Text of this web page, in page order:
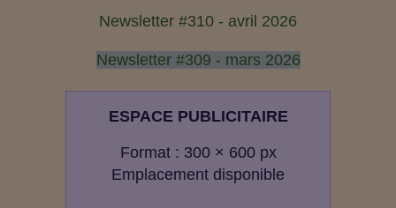
Newsletter #310 - avril 2026
Newsletter #309 - mars 2026
ESPACE PUBLICITAIRE
Format : 300 × 600 px
Emplacement disponible